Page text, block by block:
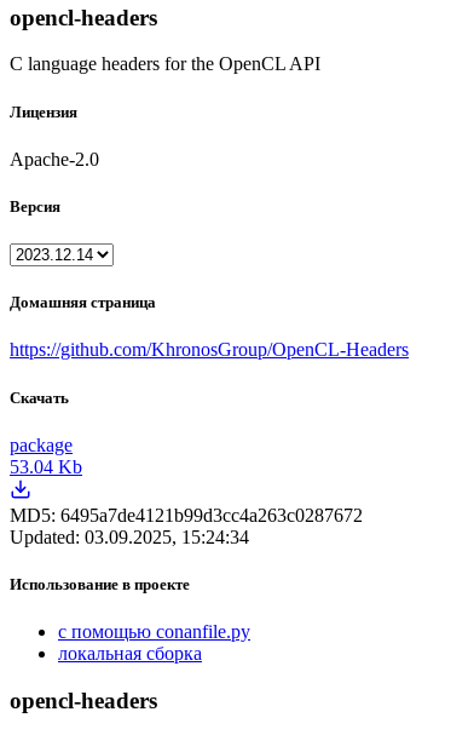
opencl-headers
C language headers for the OpenCL API
Лицензия
Apache-2.0
Версия
Домашняя страница
https://github.com/KhronosGroup/OpenCL-Headers
Скачать
package
53.04 Kb
MD5: 6495a7de4121b99d3cc4a263c0287672
Updated: 03.09.2025, 15:24:34
Использование в проекте
с помощью conanfile.py
локальная сборка
opencl-headers